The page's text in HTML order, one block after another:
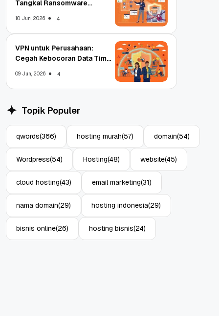
Tangkal Ransomware
10 Jun, 2026 4
VPN untuk Perusahaan:
Cegah Kebocoran Data Tim
09 Jun, 2026 4
Topik Populer
qwords(366) hosting murah(57) domain(54)
Wordpress(54) Hosting(48) website(45)
cloud hosting(43) email marketing(31)
nama domain(29) hosting indonesia(29)
bisnis online(26) hosting bisnis(24)